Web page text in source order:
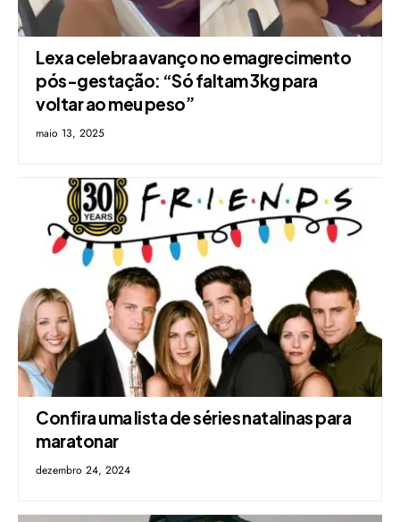
Lexa celebra avanço no emagrecimento
pós-gestação: “Só faltam 3kg para
voltar ao meu peso”
maio 13, 2025
Confira uma lista de séries natalinas para
maratonar
dezembro 24, 2024